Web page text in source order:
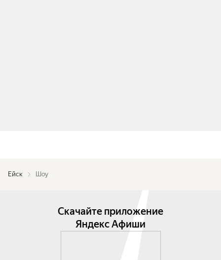
Ейск Шоу
Скачайте приложение
Яндекс Афиши